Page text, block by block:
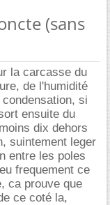
(sans
la carcasse du
de l'humidité
si
ensuite du
dix dehors
suintement leger
entre les poles
frequement ce
ca prouve que
ce coté la,